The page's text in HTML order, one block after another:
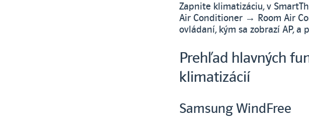
Zapnite klimatizáciu, v
Air Conditioner → Room Air
ovládaní, kým sa zobrazí AP,
Prehľad hlavných
klimatizácií
Samsung WindFree